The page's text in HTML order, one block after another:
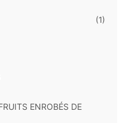
(1)
ENROBÉS DE